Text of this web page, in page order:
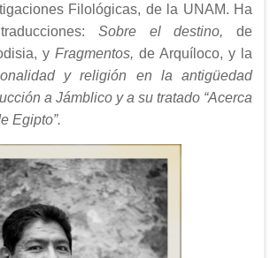
Filológicas, de la UNAM. Ha
Sobre el destino, de
y Fragmentos,de Arquíloco, y la
y religión en la antigüedad
a Jámblico y a su tratado “Acerca
Egipto”.